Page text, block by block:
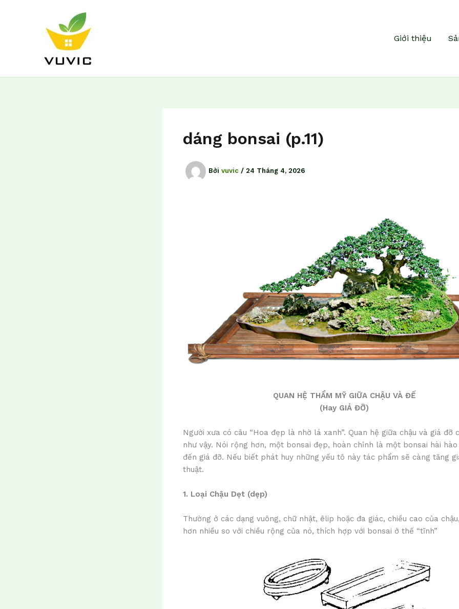
Giới thiệu
dáng bonsai (p.11)
Bởi vuvic / 24 Tháng 4, 2026
QUAN HỆ THẨM MỸ GIỮA CHẬU VÀ ĐẾ
(Hay GIÁ ĐỠ)
Người xưa có câu “Hoa đẹp là nhờ lá xanh”. Quan hệ giữa chậu và giá đỡ
như vậy. Nói rộng hơn, một bonsai đẹp, hoàn chỉnh là một bonsai hài hào
đến giá đỡ. Nếu biết phát huy những yếu tô này tác phẩm sẽ càng tăng
thuật.
1. Loại Chậu Dẹt (dẹp)
Thường ở các dạng vuông, chữ nhật, êlip hoặc đa giác, chiều cao của
hơn nhiều so với chiều rộng của nó, thích hợp với bonsai ở thế “tĩnh”